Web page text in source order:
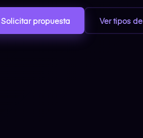
Solicitar propuesta Ver tipos